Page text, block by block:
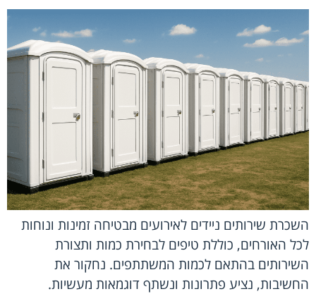
השכרת שירותים ניידים לאירועים מבטיחה זמינות ונוחות
לכל האורחים, כוללת טיפים לבחירת כמות ותצורת
השירותים בהתאם לכמות המשתתפים. נחקור את
החשיבות, נציע פתרונות ונשתף דוגמאות מעשיות.